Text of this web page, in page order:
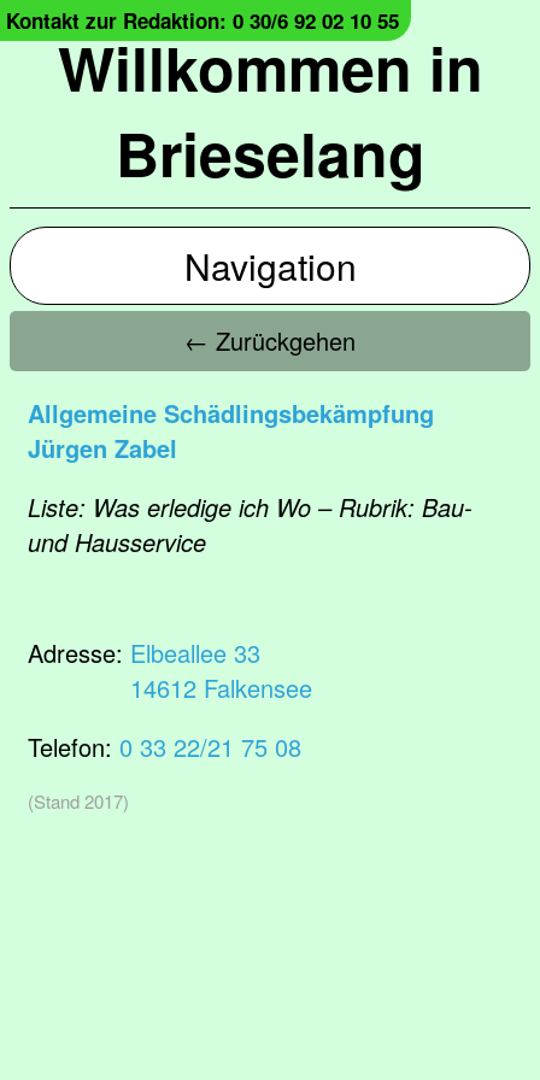
Willkommen in
Brieselang
Kontakt zur Redaktion: 0 30/6 92 02 10 55
Navigation
← Zurückgehen
Allgemeine Schädlingsbekämpfung
Jürgen Zabel
Liste: Was erledige ich Wo – Rubrik: Bau-
und Hausservice
Adresse: Elbeallee 33
14612 Falkensee
Telefon: 0 33 22/21 75 08
(Stand 2017)